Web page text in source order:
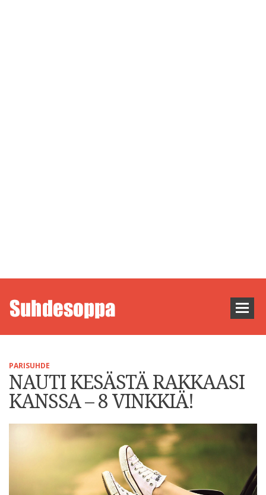
PARISUHDE
NAUTI KESÄSTÄ RAKKAASI
KANSSA – 8 VINKKIÄ!